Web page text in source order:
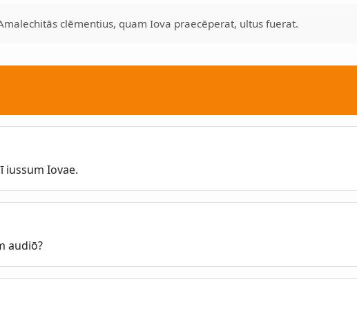
clēmentius, quam Iova praecēperat, ultus fuerat.
iussum Iovae.
audiō?